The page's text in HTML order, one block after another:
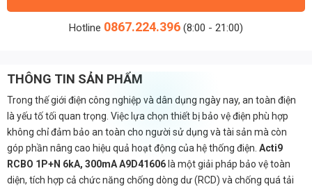
Hotline 0867.224.396 (8:00 - 21:00)
THÔNG TIN SẢN PHẨM
Trong thế giới điện công nghiệp và dân dụng ngày nay, an toàn điện
là yếu tố tối quan trọng. Việc lựa chọn thiết bị bảo vệ điện phù hợp
không chỉ đảm bảo an toàn cho người sử dụng và tài sản mà còn
góp phần nâng cao hiệu quả hoạt động của hệ thống điện. Acti9
RCBO 1P+N 6kA, 300mA A9D41606 là một giải pháp bảo vệ toàn
diện, tích hợp cả chức năng chống dòng dư (RCD) và chống quá tải